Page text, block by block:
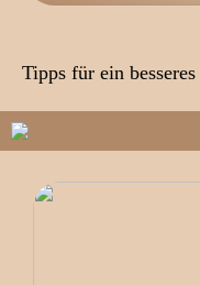
Tipps für ein